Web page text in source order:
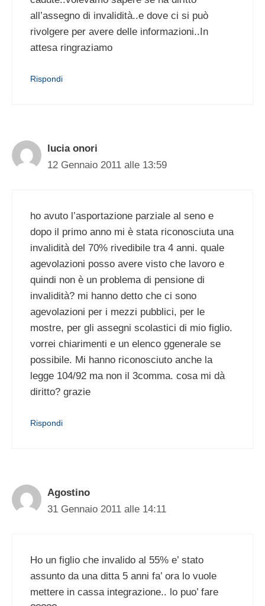
all’assegno di invalidità..e dove ci si può
rivolgere per avere delle informazioni..In
attesa ringraziamo
Rispondi
lucia onori
12 Gennaio 2011 alle 13:59
ho avuto l’asportazione parziale al seno e
dopo il primo anno mi è stata riconosciuta una
invalidità del 70% rivedibile tra 4 anni. quale
agevolazioni posso avere visto che lavoro e
quindi non è un problema di pensione di
invalidità? mi hanno detto che ci sono
agevolazioni per i mezzi pubblici, per le
mostre, per gli assegni scolastici di mio figlio.
vorrei chiarimenti e un elenco ggenerale se
possibile. Mi hanno riconosciuto anche la
legge 104/92 ma non il 3comma. cosa mi dà
diritto? grazie
Rispondi
Agostino
31 Gennaio 2011 alle 14:11
Ho un figlio che invalido al 55% e’ stato
assunto da una ditta 5 anni fa’ ora lo vuole
mettere in cassa integrazione.. lo puo’ fare